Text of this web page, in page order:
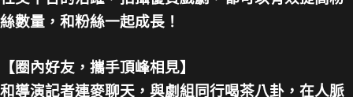
絲數量，和粉絲一起成長！
【圈內好友，攜手頂峰相見】
和導演記者連麥聊天，與劇組同行喝茶八卦，在人脈